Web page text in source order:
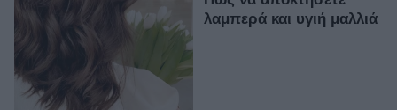
λαμπερά και υγιή μαλλιά